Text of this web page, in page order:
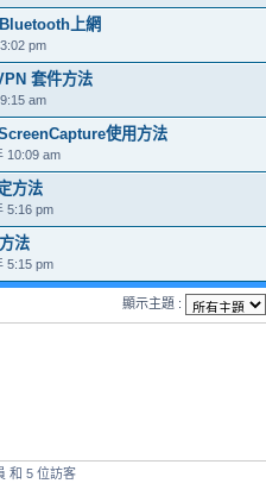
上網
pm
套件方法
am
使用方法
10:09 am
方法
5:16 pm
法
5:15 pm
顯示主題 :
和 5 位訪客